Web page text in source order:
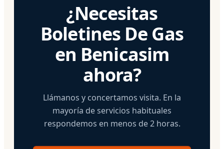
¿Necesitas
Boletines De Gas
en Benicasim
ahora?
Llámanos y concertamos visita. En la
mayoría de servicios habituales
respondemos en menos de 2 horas.